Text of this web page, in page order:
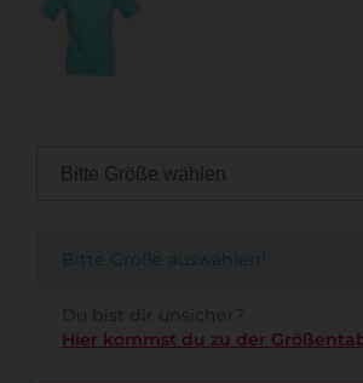
Bitte Größe auswählen!
Du bist dir unsicher?
Hier kommst du zu der